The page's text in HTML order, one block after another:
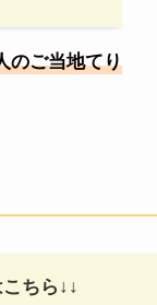
のご当地てり
ちら↓↓